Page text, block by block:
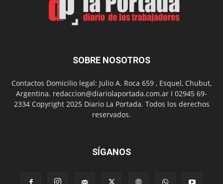
SOBRE NOSOTROS
Contactos Domicilio legal: Julio A. Roca 659 , Esquel, Chubut,
Argentina. redaccion@diariolaportada.com.ar I 02945 69-
2334 Copyright 2025 Diario La Portada. Todos los derechos
reservados.
SÍGANOS